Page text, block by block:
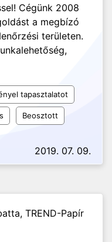
Cégünk 2008
a megbízó
területen.
tapasztalatot
Beosztott
2019. 07. 09.
TREND-Papír